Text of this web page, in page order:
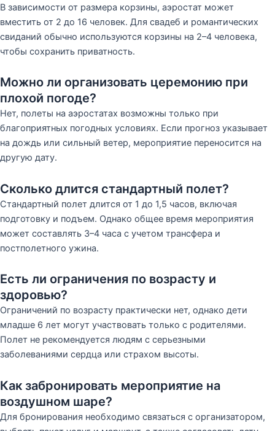
В зависимости от размера корзины, аэростат может
вместить от 2 до 16 человек. Для свадеб и романтических
свиданий обычно используются корзины на 2–4 человека,
чтобы сохранить приватность.
Можно ли организовать церемонию при
плохой погоде?
Нет, полеты на аэростатах возможны только при
благоприятных погодных условиях. Если прогноз указывает
на дождь или сильный ветер, мероприятие переносится на
другую дату.
Сколько длится стандартный полет?
Стандартный полет длится от 1 до 1,5 часов, включая
подготовку и подъем. Однако общее время мероприятия
может составлять 3–4 часа с учетом трансфера и
постполетного ужина.
Есть ли ограничения по возрасту и
здоровью?
Ограничений по возрасту практически нет, однако дети
младше 6 лет могут участвовать только с родителями.
Полет не рекомендуется людям с серьезными
заболеваниями сердца или страхом высоты.
Как забронировать мероприятие на
воздушном шаре?
Для бронирования необходимо связаться с организатором,